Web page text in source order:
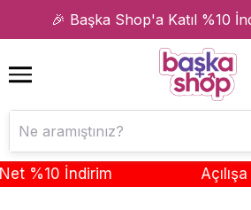
🎉 Başka Shop'a Katıl %10
1 2
İndirim Açılışa